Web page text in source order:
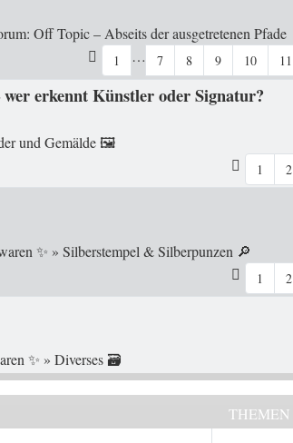
Off Topic – Abseits der ausgetretenen Pfade
1 … 7 8 9 10 11
erkennt Künstler oder Signatur?
und Gemälde 🖼️
1 2
✨ » Silberstempel & Silberpunzen 🔎
1 2
✨ » Diverses 🗃️
THEMEN